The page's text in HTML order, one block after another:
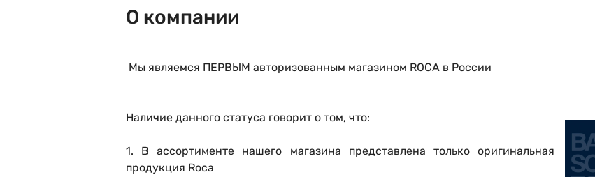
О компании
Мы являемся ПЕРВЫМ авторизованным магазином ROCA в России
Наличие данного статуса говорит о том, что:
1. В ассортименте нашего магазина представлена только оригинальная
продукция Roca